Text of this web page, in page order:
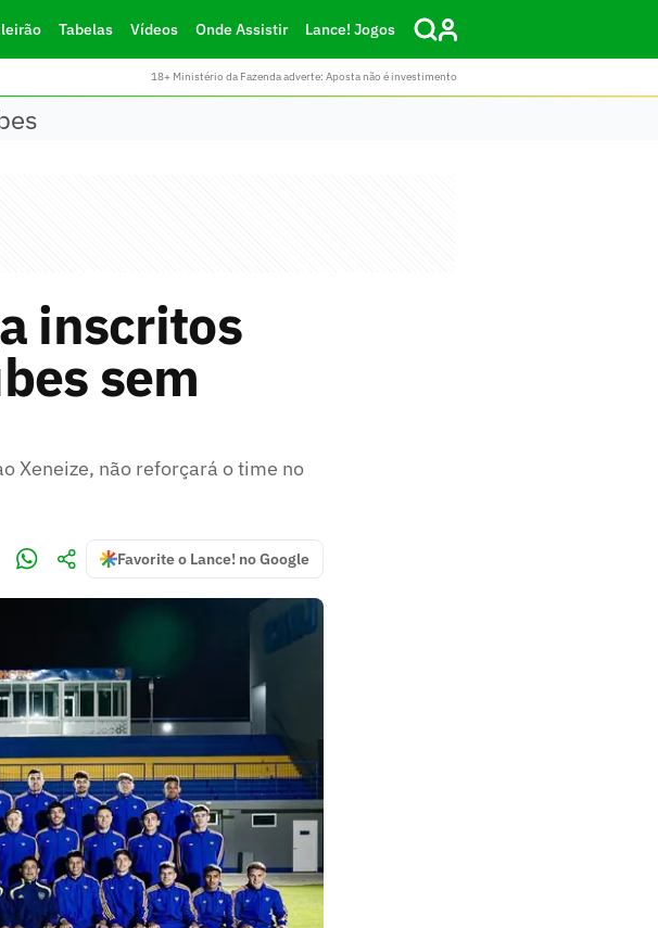
Tabelas Vídeos Onde Assistir Lance! Jogos
18+ Ministério da Fazenda adverte: Aposta não é investimento
inscritos
sem
Xeneize, não reforçará o time no
Favorite o Lance! no Google